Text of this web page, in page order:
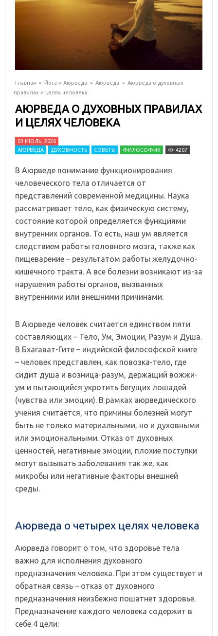
Главная » Йога и Аюрведа » Аюрведа » Аюрведа о духовных
правилах и целях человека
АЮРВЕДА О ДУХОВНЫХ ПРАВИЛАХ
И ЦЕЛЯХ ЧЕЛОВЕКА
03 ИЮЛЬ, 2026
АЮРВЕДА
ДУХОВНОСТЬ СОВЕТЫ ФИЛОСОФИЯ 4207
В Аюрведе понимание функционирования
человеческого тела отличается от
представлений современной медицины. Наука
рассматривает тело, как физическую систему,
состояние которой определяется функциями
внутренних органов. То есть, наш ум является
следствием работы головного мозга, также как
пищеварение – результатом работы желудочно-
кишечного тракта. А все болезни возникают из-за
нарушения работы органов, вызванных
внутренними или внешними причинами.
В Аюрведе человек считается единством пяти
составляющих – Тело, Ум, Эмоции, Разум и Душа.
В Бхагават-Гите – индийской философской книге
– человек представлен, как повозка-тело, где
сидит душа и возница-разум, держащий вожжи-
ум и пытающийся укротить бегущих лошадей
(чувства или эмоции). В рамках аюрведического
учения считается, что причины болезней могут
быть не только материальными, но и духовными
или эмоциональными. Отказ от духовных
ценностей, негативные эмоции, плохие поступки
могут вызывать заболевания так же, как
микробы или негативные факторы внешней
среды.
Аюрведа о четырех целях человека
Аюрведа говорит о том, что здоровье тела
важно для исполнения духовного
предназначения человека. При этом существует и
обратная связь – отказ от духовного
предназначения неизбежно пошатнет здоровье.
Предназначение каждого человека содержит в
себе 4 цели: